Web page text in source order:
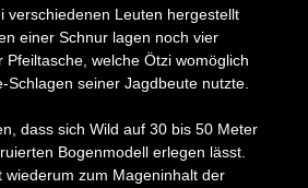
verschiedenen Leuten hergestellt
einer Schnur lagen noch vier
Pfeiltasche, welche Ötzi womöglich
Schlagen seiner Jagdbeute nutzte.
dass sich Wild auf 30 bis 50 Meter
Bogenmodell erlegen lässt.
wiederum zum Mageninhalt der